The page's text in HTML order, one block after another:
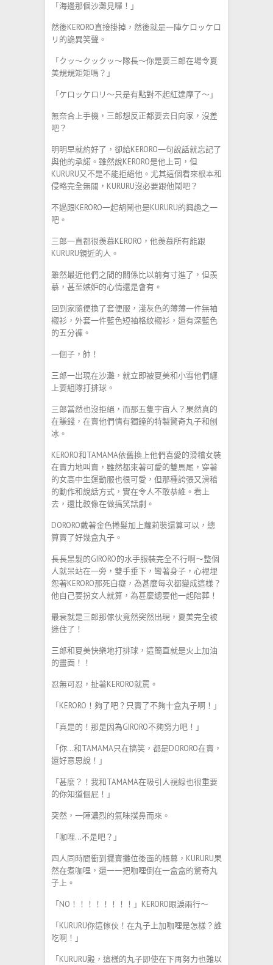
「海邊那個沙灘見囉！」
然後KERORO直接掛掉，然後就是一陣ケロッケロ
リ的詭異笑聲。
「クッ～クックッ～隊長～你是要三郎在場令夏
美規規矩矩嗎？」
「ケロッケロリ～只是有點對不起紅達摩了～」
無奈合上手機，三郎想反正都要去日向家，沒差
吧？
明明早就約好了，卻給KERORO一句說話就忘記了
與他的承諾。雖然說KERORO是他上司，但
KURURU又不是不能拒絕他。尤其這個看來根本和
侵略完全無關，KURURU沒必要跟他鬧吧？
不過跟KERORO一起胡鬧也是KURURU的興趣之一
吧。
三郎一直都很羨慕KERORO，他羨慕所有能跟
KURURU親近的人。
雖然最近他們之間的關係比以前有寸進了，但羨
慕，甚至嫉妒的心情還是會有。
回到家隨便換了套便服，淺灰色的薄薄一件無袖
襯衫，外套一件藍色短袖格紋襯衫，還有深藍色
的五分褲。
一個子，帥！
三郎一出現在沙灘，就立即被夏美和小雪他們纏
上要組隊打排球。
三郎當然也沒拒絕，而那五隻宇宙人？果然真的
在賺錢，在賣他們情有獨鐘的特製驚奇丸子和刨
冰。
KERORO和TAMAMA依舊換上他們喜愛的滑稽女裝
在賣力地叫賣，雖然都束著可愛的雙馬尾，穿著
的女高中生運動服也很可愛，但那種誇張又滑稽
的動作和說話方式，實在令人不敢恭維。看上
去，還比較像在做搞笑話劇。
DORORO戴著金色捲髮加上蘿莉裝還算可以，總
算賣了好幾盒丸子。
長長黑髮的GIRORO的水手服裝完全不行啊～整個
人就呆站在一旁，雙手垂下，彎著身子，心裡埋
怨著KERORO那死白癡，為甚麼每次都變成這樣？
他自己要扮女人就算，為甚麼總要他一起陪葬！
最衰就是三郎那傢伙竟然突然出現，夏美完全被
迷住了！
三郎和夏美快樂地打排球，這簡直就是火上加油
的畫面！！
忍無可忍，扯著KERORO就罵。
「KERORO！夠了吧？只賣了不夠十盒丸子啊！」
「真是的！那是因為GIRORO不夠努力吧！」
「你…和TAMAMA只在搞笑，都是DORORO在賣，
還好意思說！」
「甚麼？！我和TAMAMA在吸引人視線也很重要
的你知道個屁！」
突然，一陣濃烈的氣味撲鼻而來。
「咖哩…不是吧？」
四人同時間衝到擺賣攤位後面的帳幕，KURURU果
然在煮咖哩，還一一把咖哩倒在一盒盒的驚奇丸
子上。
「NO！！！！！！！！」KERORO眼淚兩行～
「KURURU你這傢伙！在丸子上加咖哩是怎樣？誰
吃啊！」
「KURURU殿，這樣的丸子即使在下再努力也難以